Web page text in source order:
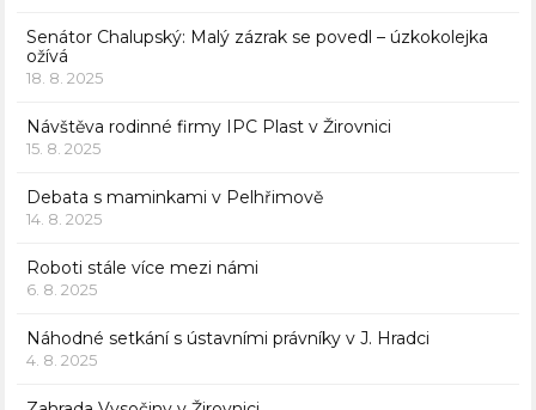
Senátor Chalupský: Malý zázrak se povedl – úzkokolejka
ožívá
18. 8. 2025
Návštěva rodinné firmy IPC Plast v Žirovnici
15. 8. 2025
Debata s maminkami v Pelhřimově
14. 8. 2025
Roboti stále více mezi námi
6. 8. 2025
Náhodné setkání s ústavními právníky v J. Hradci
4. 8. 2025